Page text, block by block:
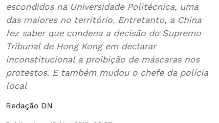
escondidos na Universidade Politécnica, uma
das maiores no território. Entretanto, a China
fez saber que condena a decisão do Supremo
Tribunal de Hong Kong em declarar
inconstitucional a proibição de máscaras nos
protestos. E também mudou o chefe da polícia
local
Redação DN